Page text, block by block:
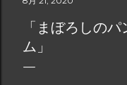
「まぼろしの
ム」